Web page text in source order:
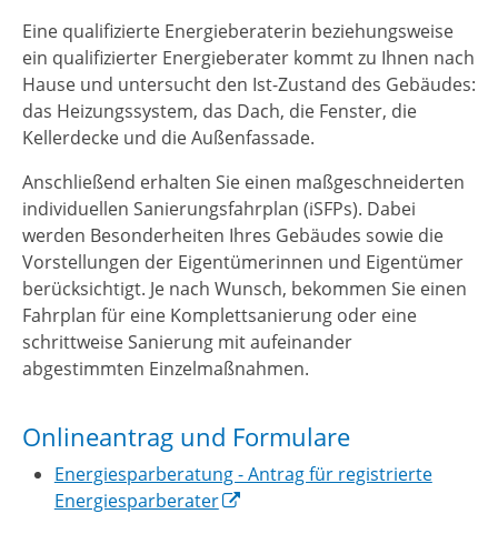
Eine qualifizierte Energieberaterin beziehungsweise
ein qualifizierter Energieberater kommt zu Ihnen nach
Hause und untersucht den Ist-Zustand des Gebäudes:
das Heizungssystem, das Dach, die Fenster, die
Kellerdecke und die Außenfassade.
Anschließend erhalten Sie einen maßgeschneiderten
individuellen Sanierungsfahrplan (iSFPs). Dabei
werden Besonderheiten Ihres Gebäudes sowie die
Vorstellungen der Eigentümerinnen und Eigentümer
berücksichtigt. Je nach Wunsch, bekommen Sie einen
Fahrplan für eine Komplettsanierung oder eine
schrittweise Sanierung mit aufeinander
abgestimmten Einzelmaßnahmen.
Onlineantrag und Formulare
Energiesparberatung - Antrag für registrierte
Energiesparberater